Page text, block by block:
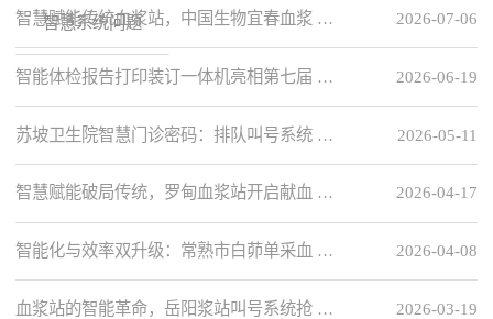
智慧系统问题 2026-07-06
智慧赋能传统血浆站，中国生物宜春血浆 …
2026-06-19
智能体检报告打印装订一体机亮相第七届 …
2026-05-11
苏坡卫生院智慧门诊密码：排队叫号系统 …
2026-04-17
智慧赋能破局传统，罗甸血浆站开启献血 …
2026-04-08
智能化与效率双升级：常熟市白茆单采血 …
2026-03-19
血浆站的智能革命，岳阳浆站叫号系统抢 …